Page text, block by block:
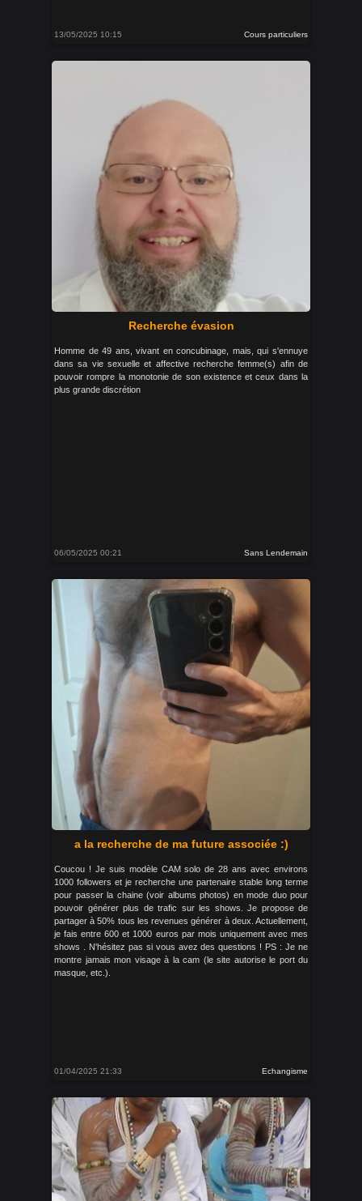
13/05/2025 10:15 Cours particuliers
Recherche évasion
Homme de 49 ans, vivant en concubinage, mais, qui s'ennuye
dans sa vie sexuelle et affective recherche femme(s) afin de
pouvoir rompre la monotonie de son existence et ceux dans la
plus grande discrétion
06/05/2025 00:21 Sans Lendemain
a la recherche de ma future associée :)
Coucou ! Je suis modèle CAM solo de 28 ans avec environs
1000 followers et je recherche une partenaire stable long terme
pour passer la chaine (voir albums photos) en mode duo pour
pouvoir générer plus de trafic sur les shows. Je propose de
partager à 50% tous les revenues générer à deux. Actuellement,
je fais entre 600 et 1000 euros par mois uniquement avec mes
shows . N'hésitez pas si vous avez des questions ! PS : Je ne
montre jamais mon visage à la cam (le site autorise le port du
masque, etc.).
01/04/2025 21:33 Echangisme